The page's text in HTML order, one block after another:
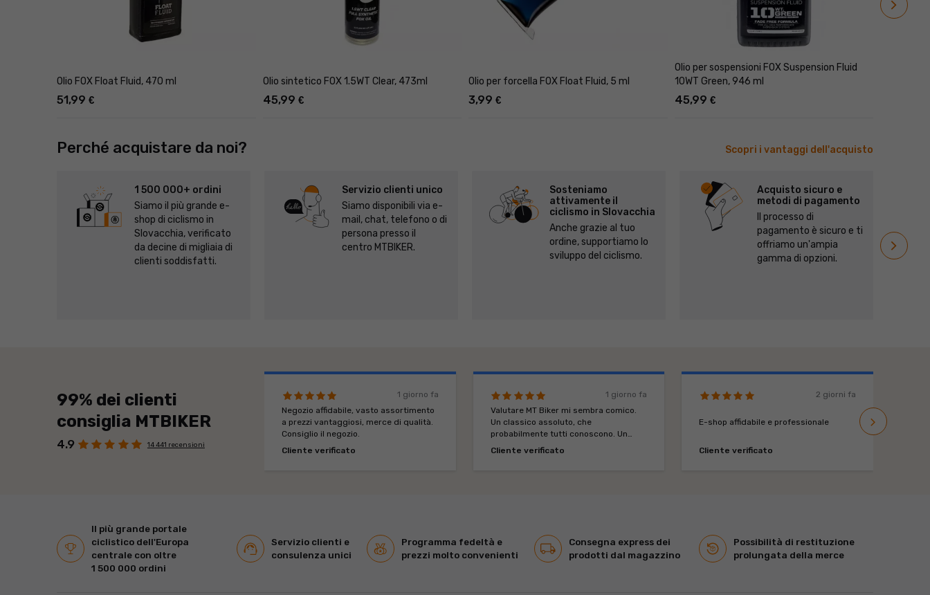
Olio FOX Float Fluid, 470 ml
51,99 €
Olio sintetico FOX 1.5WT Clear, 473ml
45,99 €
Olio per forcella FOX Float Fluid, 5 ml
3,99 €
Olio per sospensioni FOX Suspension Fluid
10WT Green, 946 ml
45,99 €
navigate_next
Perché acquistare da noi? Scopri i vantaggi dell'acquisto
1 500 000+ ordini
Siamo il più grande e-
shop di ciclismo in
Slovacchia, verificato
da decine di migliaia di
clienti soddisfatti.
Servizio clienti unico
Siamo disponibili via e-
mail, chat, telefono o di
persona presso il
centro MTBIKER.
Sosteniamo
attivamente il
ciclismo in Slovacchia
Anche grazie al tuo
ordine, supportiamo lo
sviluppo del ciclismo.
Acquisto sicuro e
metodi di pagamento
Il processo di
pagamento è sicuro e ti
offriamo un'ampia
gamma di opzioni.
navigate_next ďalší
99% dei clienti
consiglia MTBIKER
4.9 14 441 recensioni
1 giorno fa
Negozio affidabile, vasto assortimento
a prezzi vantaggiosi, merce di qualità.
Consiglio il negozio.
Cliente verificato
1 giorno fa
Valutare MT Biker mi sembra comico.
Un classico assoluto, che
probabilmente tutti conoscono. Un
meccanismo ben rodato e funzionante.
Cliente verificato
2 giorni fa
E-shop affidabile e professionale
Cliente verificato
navigate_next altro
Il più grande portale
ciclistico dell'Europa
centrale con oltre
1 500 000 ordini
Servizio clienti e
consulenza unici
Programma fedeltà e
prezzi molto convenienti
Consegna express dei
prodotti dal magazzino
Possibilità di restituzione
prolungata della merce